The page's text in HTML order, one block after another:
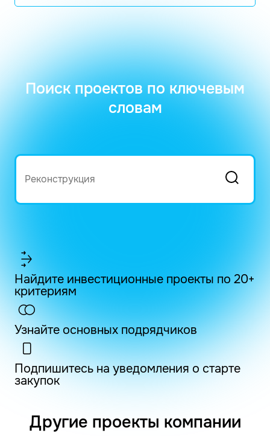
Поиск проектов по ключевым
словам
Найдите инвестиционные проекты по 20+
критериям
Узнайте основных подрядчиков
Подпишитесь на уведомления о старте
закупок
Другие проекты компании